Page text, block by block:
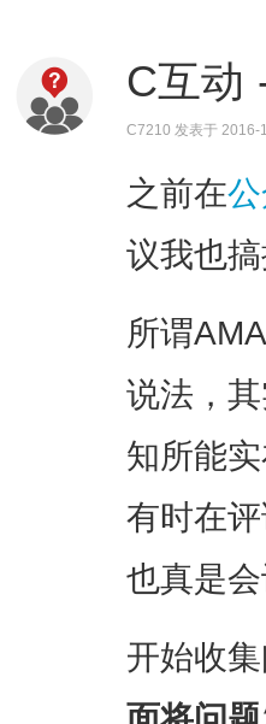
C互动
C7210 发表于 2016-
之前在
议我也
所谓
说法，
知所能
有时在
也真是
开始收集